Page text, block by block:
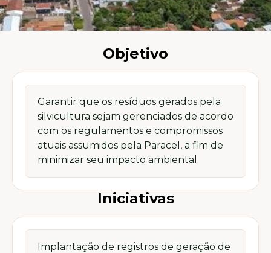
Objetivo
Garantir que os resíduos gerados pela
silvicultura sejam gerenciados de acordo
com os regulamentos e compromissos
atuais assumidos pela Paracel, a fim de
minimizar seu impacto ambiental.
Iniciativas
Implantação de registros de geração de